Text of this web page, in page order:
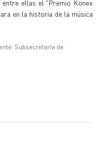
entre ellas el "Premio Konex
en la historia de la música
Subsecretaría de